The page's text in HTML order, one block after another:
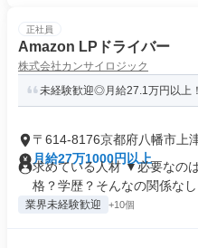
正社員
Amazon LPドライバー
株式会社カンサイロジック
未経験歓迎◎月給27.1万円以上
〒614-8176京都府八幡市上
月給27万1000円以上
求めている人材 ▼必要なの
格？学歴？そんなの関係なし
業界未経験歓迎 +10個